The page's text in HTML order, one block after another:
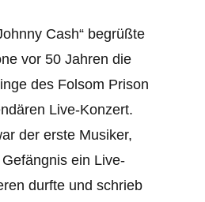
Cash“ begrüßte
vor 50 Jahren die
des Folsom Prison
Live-Konzert.
der erste Musiker,
ein Live-
durfte und schrieb